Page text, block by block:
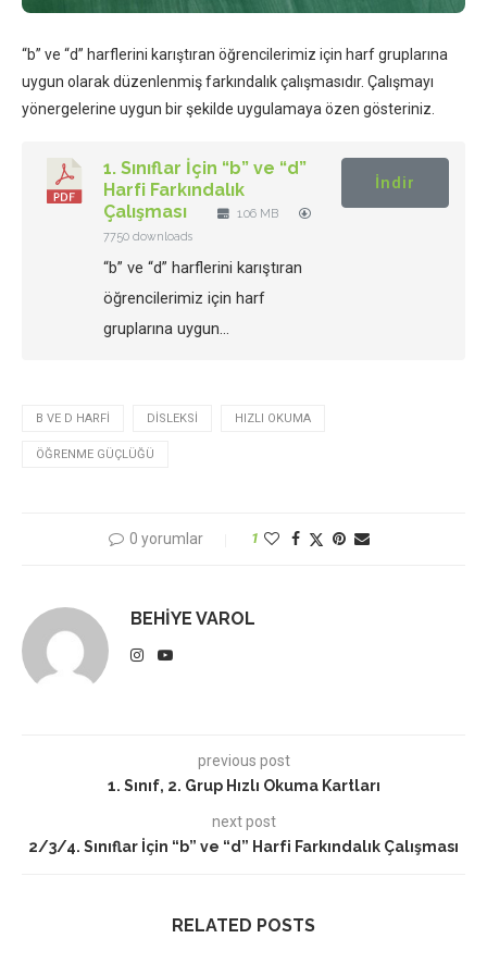
“b” ve “d” harflerini karıştıran öğrencilerimiz için harf gruplarına
uygun olarak düzenlenmiş farkındalık çalışmasıdır. Çalışmayı
yönergelerine uygun bir şekilde uygulamaya özen gösteriniz.
1. Sınıflar İçin “b” ve “d”
Harfi Farkındalık
Çalışması
1.06 MB
7750 downloads
“b” ve “d” harflerini karıştıran
öğrencilerimiz için harf
gruplarına uygun…
İndir
B VE D HARFI DISLEKSI HIZLI OKUMA
ÖĞRENME GÜÇLÜĞÜ
0 yorumlar 1
BEHIYE VAROL
previous post
1. Sınıf, 2. Grup Hızlı Okuma Kartları
next post
2/3/4. Sınıflar İçin “b” ve “d” Harfi Farkındalık Çalışması
RELATED POSTS